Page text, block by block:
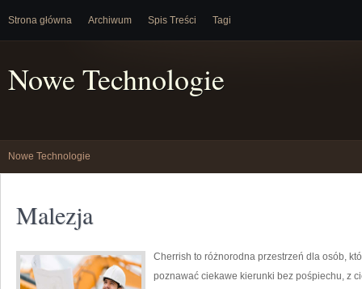
Strona główna Archiwum Spis Treści Tagi
Nowe Technologie
Nowe Technologie
Malezja
Cherrish to różnorodna przestrzeń dla osób,
poznawać ciekawe kierunki bez pośpiechu, z